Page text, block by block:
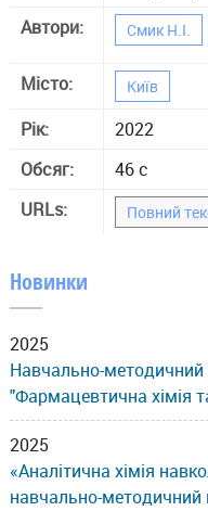
Автори:
Смик Н.І.
Місто: Київ
Рік:
2022
Обсяг:
46 с
URLs:
Повний
Новинки
2025
Навчально-
"Фармацевтична хімія
2025
«Аналітична хімія
навчально-методичний